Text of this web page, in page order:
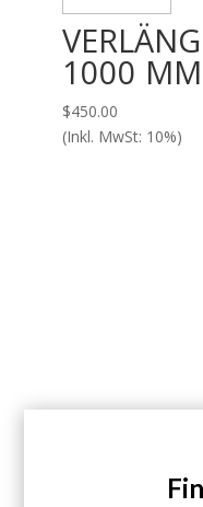
1000
$450.00
(Inkl. MwSt: 10%)